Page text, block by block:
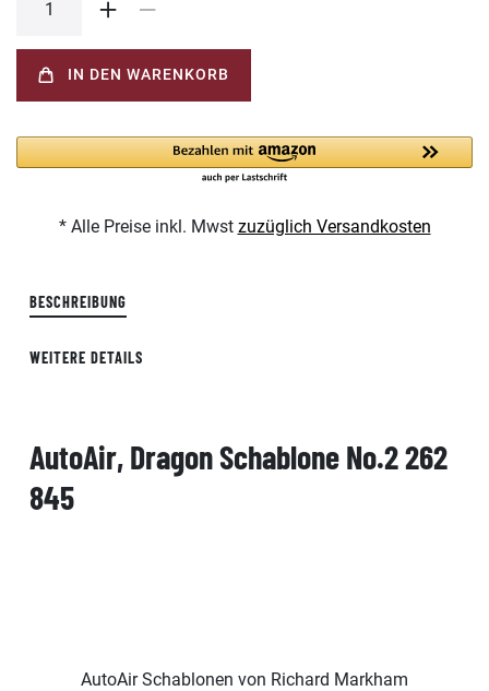
IN DEN WARENKORB
* Alle Preise inkl. Mwst zuzüglich Versandkosten
BESCHREIBUNG
WEITERE DETAILS
AutoAir, Dragon Schablone No.2 262
845
AutoAir Schablonen von Richard Markham